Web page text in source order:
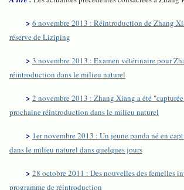
> 6 novembre 2013 : Réintroduction de Zhang
réserve de Liziping
> 3 novembre 2013 : Examen vétérinaire pour
réintroduction dans le milieu naturel
> 2 novembre 2013 : Zhang Xiang a été
prochaine réintroduction dans le milieu naturel
> 1er novembre 2013 : Un jeune panda né en
dans le milieu naturel dans quelques jours
> 28 octobre 2011 : Des nouvelles des femelles
programme de réintroduction